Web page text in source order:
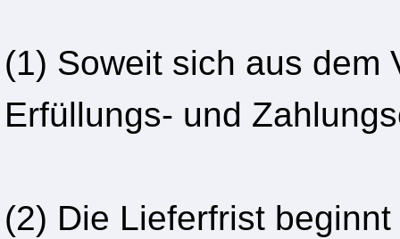
(1) Soweit sich aus dem
Erfüllungs- und
(2) Die Lieferfrist